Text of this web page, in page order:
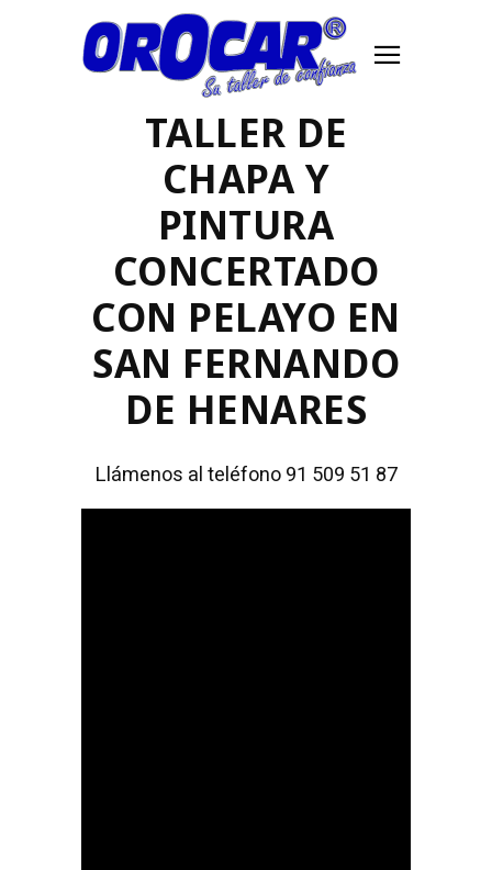
TALLER DE
CHAPA Y
PINTURA
CONCERTADO
CON PELAYO EN
SAN FERNANDO
DE HENARES
Llámenos al teléfono 91 509 51 87